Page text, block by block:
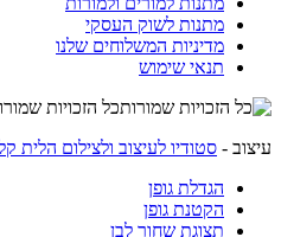
מתנות לשוק העסקי
מדיניות המשלוחים שלנו
תנאי שימוש
כל הזכויות שמורות לחברת
עיצוב - סטודיו לעיצוב ולצילום הלית
הגדלת גופן
הקטנת גופן
תצוגת שחור לבן